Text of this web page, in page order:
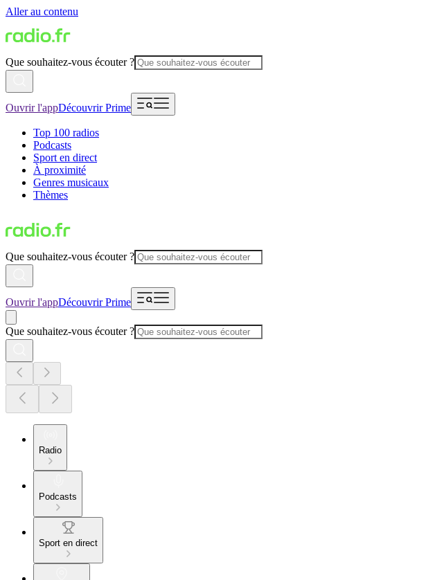
Aller au contenu
Que souhaitez-vous écouter ?
Ouvrir l'appDécouvrir Prime
Top 100 radios
Podcasts
Sport en direct
À proximité
Genres musicaux
Thèmes
Que souhaitez-vous écouter ?
Ouvrir l'appDécouvrir Prime
Que souhaitez-vous écouter ?
Radio
Podcasts
Sport en direct